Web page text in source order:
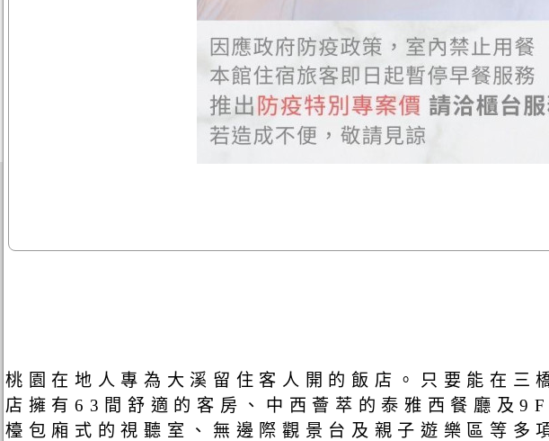
桃園在地人專為大溪留住客人開的飯店。只要能在
店擁有63間舒適的客房、中西薈萃的泰雅西餐廳及
檯包廂式的視聽室、無邊際觀景台及親子遊樂區等